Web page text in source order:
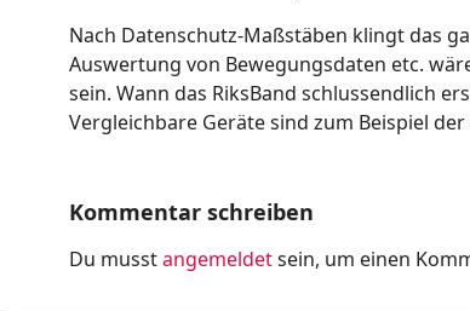
Nach Datenschutz-Maßstäben klingt das
Auswertung von Bewegungsdaten etc.
sein. Wann das RiksBand schlussendlich
Vergleichbare Geräte sind zum Beispiel
Kommentar schreiben
Du musstangemeldetsein, um einen